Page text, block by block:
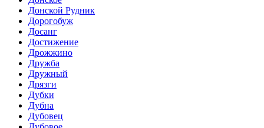
Донской Рудник
Дорогобуж
Досанг
Достижение
Дрожжино
Дружба
Дружный
Дрязги
Дубки
Дубна
Дубовец